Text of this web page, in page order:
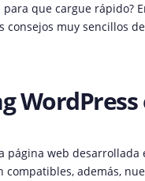
que cargue
consejos muy sencillos
WordPress
página web
además,